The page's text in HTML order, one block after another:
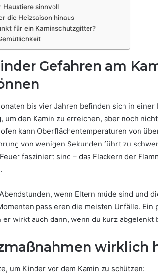
Haustiere sinnvoll
die Heizsaison hinaus
für ein Kaminschutzgitter?
Gefahren am
bis vier Jahren befinden sich in
um den Kamin zu erreichen, aber noch
kann Oberflächentemperaturen von
von wenigen Sekunden führt zu
fasziniert sind – das Flackern der
wenn Eltern müde sind und
passieren die meisten Unfälle. Ein
wirkt auch dann, wenn du kurz abgelenkt
wirklich
um Kinder vor dem Kamin zu schützen: